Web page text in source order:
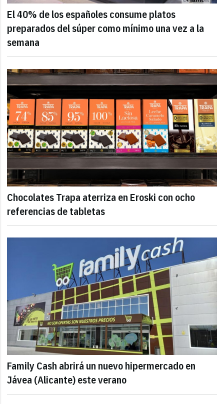
El 40% de los españoles consume platos
preparados del súper como mínimo una vez a la
semana
Chocolates Trapa aterriza en Eroski con ocho
referencias de tabletas
Family Cash abrirá un nuevo hipermercado en
Jávea (Alicante) este verano